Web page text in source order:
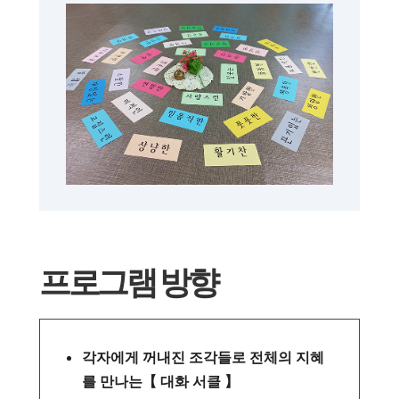
프로그램 방향
각자에게 꺼내진 조각들로 전체의 지혜
를 만나는【 대화 서클 】